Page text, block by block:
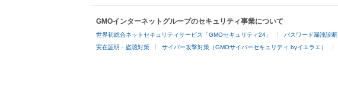
GMOインターネットグループのセキュリティ事業について
世界初総合ネットセキュリティサービス「GMOセキュリティ24」 パスワード漏洩診断
実在証明・盗聴対策 サイバー攻撃対策（GMOサイバーセキュリティ byイエラエ）